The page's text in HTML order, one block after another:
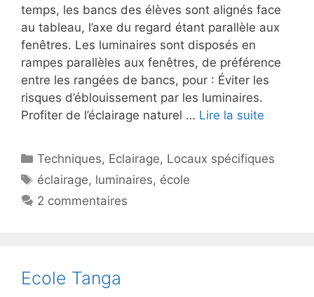
temps, les bancs des élèves sont alignés face
au tableau, l’axe du regard étant parallèle aux
fenêtres. Les luminaires sont disposés en
rampes parallèles aux fenêtres, de préférence
entre les rangées de bancs, pour : Éviter les
risques d’éblouissement par les luminaires.
Profiter de l’éclairage naturel … Lire la suite
Catégories
Techniques, Eclairage, Locaux spécifiques
Étiquettes
éclairage, luminaires, école
2 commentaires
Ecole Tanga